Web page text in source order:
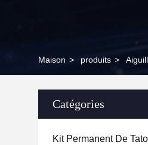
Maison > produits >
Catégories
Kit Permanent De